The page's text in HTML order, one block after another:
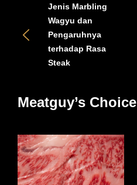
Jenis Marbling
Wagyu dan
Pengaruhnya
terhadap Rasa
Steak
Meatguy’s Choice